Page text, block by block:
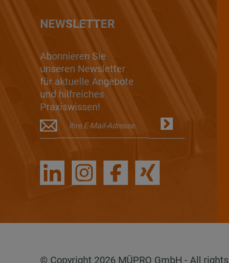
NEWSLETTER
Abonnieren Sie
unseren Newsletter
für aktuelle Angebote
und hilfreiches
Praxiswissen!
© Copyright 2026 MÜPRO GmbH - All rights